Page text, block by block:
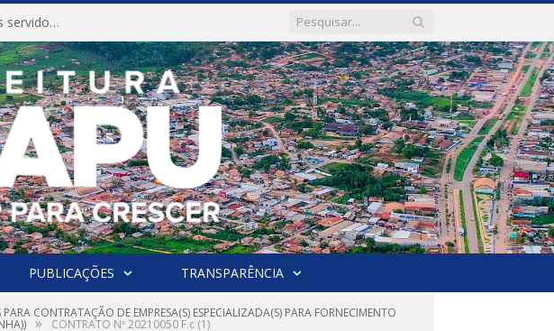
CONVITE A Prefeitura Municipal de Anapu convida todos os servidores públicos municipais para participarem da Audiência Pública de discussão da Lei de Diretrizes Orçamentárias (LDO), importante instrumento de planejamento das ações e investimentos da Administração Pública para o próximo exercício financeiro.
PUBLICAÇÕES TRANSPARÊNCIA
CONTRATAÇÃO DE EMPRESA(S) ESPECIALIZADA(S) PARA FORNECIMENTO
» CONTRATO Nº 20210050 F.c (1)